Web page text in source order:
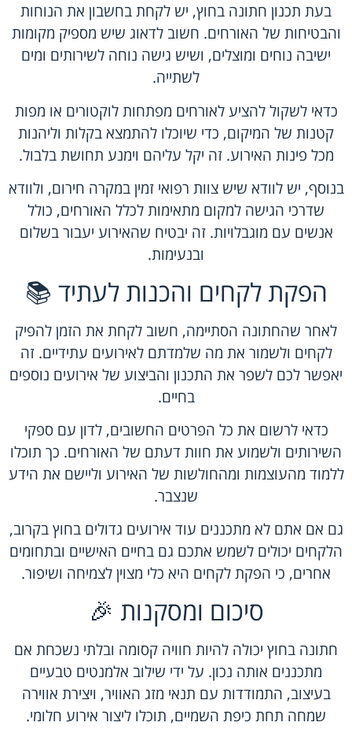
בעת תכנון חתונה בחוץ, יש לקחת בחשבון את הנוחות
והבטיחות של האורחים. חשוב לדאוג שיש מספיק מקומות
ישיבה נוחים ומוצלים, ושיש גישה נוחה לשירותים ומים
לשתייה.
כדאי לשקול להציע לאורחים מפתחות לוקטורים או מפות
קטנות של המיקום, כדי שיוכלו להתמצא בקלות וליהנות
מכל פינות האירוע. זה יקל עליהם וימנע תחושת בלבול.
בנוסף, יש לוודא שיש צוות רפואי זמין במקרה חירום, ולוודא
שדרכי הגישה למקום מתאימות לכלל האורחים, כולל
אנשים עם מוגבלויות. זה יבטיח שהאירוע יעבור בשלום
ובנעימות.
הפקת לקחים והכנות לעתיד 📚
לאחר שהחתונה הסתיימה, חשוב לקחת את הזמן להפיק
לקחים ולשמור את מה שלמדתם לאירועים עתידיים. זה
יאפשר לכם לשפר את התכנון והביצוע של אירועים נוספים
בחיים.
כדאי לרשום את כל הפרטים החשובים, לדון עם ספקי
השירותים ולשמוע את חוות דעתם של האורחים. כך תוכלו
ללמוד מהעוצמות ומהחולשות של האירוע וליישם את הידע
שנצבר.
גם אם אתם לא מתכננים עוד אירועים גדולים בחוץ בקרוב,
הלקחים יכולים לשמש אתכם גם בחיים האישיים ובתחומים
אחרים, כי הפקת לקחים היא כלי מצוין לצמיחה ושיפור.
סיכום ומסקנות 🎉
חתונה בחוץ יכולה להיות חוויה קסומה ובלתי נשכחת אם
מתכננים אותה נכון. על ידי שילוב אלמנטים טבעיים
בעיצוב, התמודדות עם תנאי מזג האוויר, ויצירת אווירה
שמחה תחת כיפת השמיים, תוכלו ליצור אירוע חלומי.